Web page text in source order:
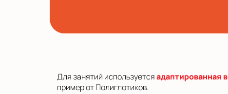
Для занятий используетсяадаптированная
пример от Полиглотиков.